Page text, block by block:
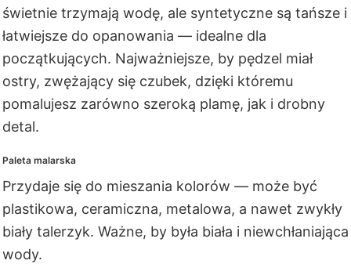
świetnie trzymają wodę, ale syntetyczne są tańsze i
łatwiejsze do opanowania — idealne dla
początkujących. Najważniejsze, by pędzel miał
ostry, zwężający się czubek, dzięki któremu
pomalujesz zarówno szeroką plamę, jak i drobny
detal.
Paleta malarska
Przydaje się do mieszania kolorów — może być
plastikowa, ceramiczna, metalowa, a nawet zwykły
biały talerzyk. Ważne, by była biała i niewchłaniająca
wody.